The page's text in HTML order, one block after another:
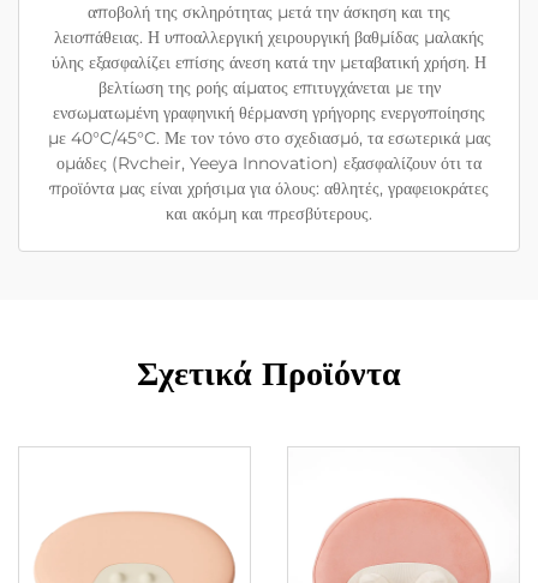
αποβολή της σκληρότητας μετά την άσκηση και της
λειοπάθειας. Η υποαλλεργική χειρουργική βαθμίδας μαλακής
ύλης εξασφαλίζει επίσης άνεση κατά την μεταβατική χρήση. Η
βελτίωση της ροής αίματος επιτυγχάνεται με την
ενσωματωμένη γραφηνική θέρμανση γρήγορης ενεργοποίησης
με 40°C/45°C. Με τον τόνο στο σχεδιασμό, τα εσωτερικά μας
ομάδες (Rvcheir, Yeeya Innovation) εξασφαλίζουν ότι τα
προϊόντα μας είναι χρήσιμα για όλους: αθλητές, γραφειοκράτες
και ακόμη και πρεσβύτερους.
Σχετικά Προϊόντα